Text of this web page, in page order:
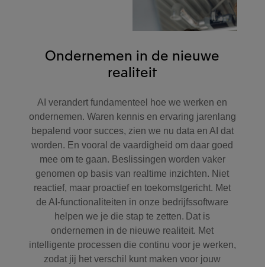
Ondernemen in de nieuwe
realiteit
AI verandert fundamenteel hoe we werken en
ondernemen. Waren kennis en ervaring jarenlang
bepalend voor succes, zien we nu data en AI dat
worden. En vooral de vaardigheid om daar goed
mee om te gaan. Beslissingen worden vaker
genomen op basis van realtime inzichten. Niet
reactief, maar proactief en toekomstgericht. Met
de AI-functionaliteiten in onze bedrijfssoftware
helpen we je die stap te zetten. Dat is
ondernemen in de nieuwe realiteit. Met
intelligente processen die continu voor je werken,
zodat jij het verschil kunt maken voor jouw